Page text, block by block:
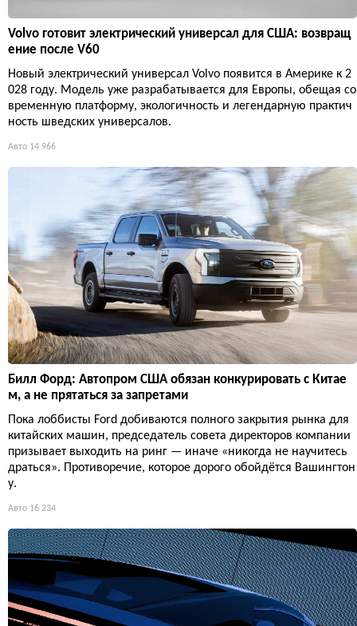
Volvo готовит электрический универсал для США: возвращ
ение после V60
Новый электрический универсал Volvo появится в Америке к 2
028 году. Модель уже разрабатывается для Европы, обещая со
временную платформу, экологичность и легендарную практич
ность шведских универсалов.
Авто 14 966
Билл Форд: Автопром США обязан конкурировать с Китае
м, а не прятаться за запретами
Пока лоббисты Ford добиваются полного закрытия рынка для
китайских машин, председатель совета директоров компании
призывает выходить на ринг — иначе «никогда не научитесь
драться». Противоречие, которое дорого обойдётся Вашингтон
у.
Авто 16 234